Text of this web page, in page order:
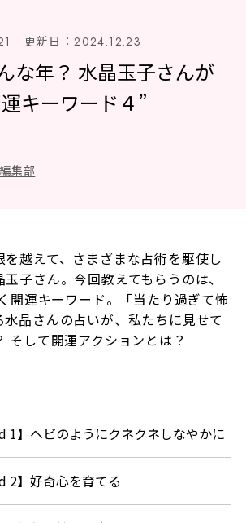
更新日： 2024.12.23
な年？ 水晶玉子さんが
キーワード４”
集部
越えて、さまざまな占術を駆使し
子さん。今回教えてもらうのは、
開運キーワード。「当たり過ぎて怖
水晶さんの占いが、私たちに見せて
そして開運アクションとは？
1】ヘビのようにクネクネしなやかに
2】好奇心を育てる